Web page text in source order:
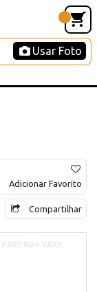
Usar Foto
Adicionar Favorito
Compartilhar